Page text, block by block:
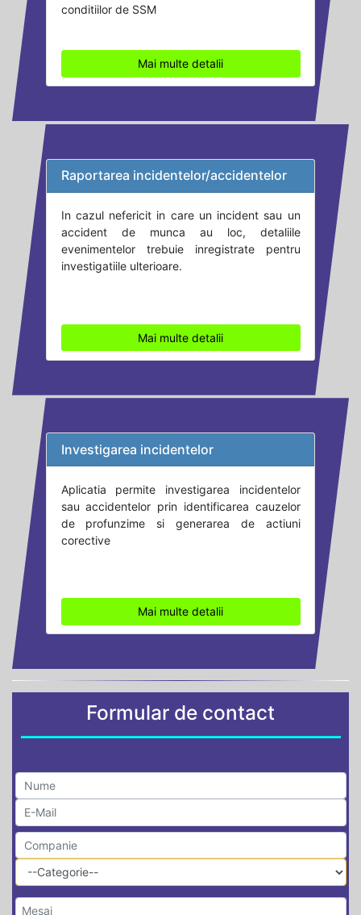
conditiilor de SSM
Mai multe detalii
Raportarea incidentelor/accidentelor
In cazul nefericit in care un incident sau un
accident de munca au loc, detaliile
evenimentelor trebuie inregistrate pentru
investigatiile ulterioare.
Mai multe detalii
Investigarea incidentelor
Aplicatia permite investigarea incidentelor
sau accidentelor prin identificarea cauzelor
de profunzime si generarea de actiuni
corective
Mai multe detalii
Formular de contact